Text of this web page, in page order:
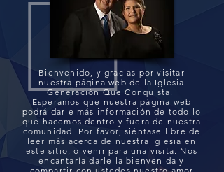
Bienvenido, y gracias por visitar
nuestra página web de la Iglesia
Generación Que Conquista.
Esperamos que nuestra página web
podrá darle más información de todo lo
que hacemos dentro y fuera de nuestra
comunidad. Por favor, siéntase libre de
leer más acerca de nuestra iglesia en
este sitio, o venir para una visita. Nos
encantaría darle la bienvenida y